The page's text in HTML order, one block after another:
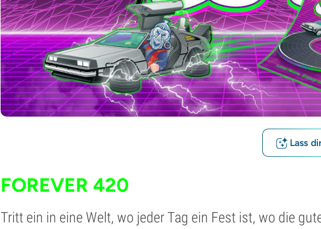
Lass
FOREVER 420
Tritt ein in eine Welt, wo jeder Tag ein Fest ist, wo die